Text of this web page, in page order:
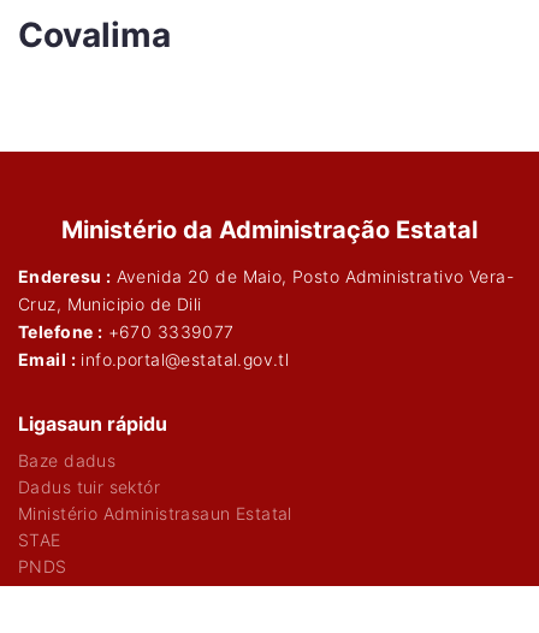
Covalima
Ministério da Administração Estatal
Enderesu : Avenida 20 de Maio, Posto Administrativo Vera-
Cruz, Municipio de Dili
Telefone : +670 3339077
Email :info.portal@estatal.gov.tl
Ligasaun rápidu
Baze dadus
Dadus tuir sektór
Ministério Administrasaun Estatal
STAE
PNDS